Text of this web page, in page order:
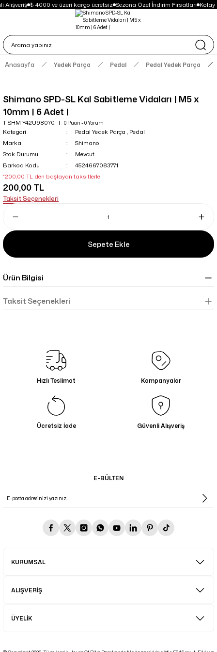
Alışveriş ₺ 4000 ve üzeri kargo ücretsiz Sezona Özel İndirim Fırsatları Kolay
Anasayfa Yedek Parça Pedal Pedal Yedek Parça
Shimano SPD-SL Kal Sabitleme Vidaları | M5 x
10mm | 6 Adet |
T SHM Y42U98070 0 Puan - 0 Yorum
Kategori Pedal Yedek Parça , Pedal
Marka
Shimano
Stok Durumu
Mevcut
Barkod Kodu
4524667083771
*200,00 TL den başlayan taksitlerle!
200,00 TL
Taksit Seçenekleri
Sepete Ekle
Ürün Bilgisi
Taksit Seçenekleri
Hızlı Teslimat Kampanyalar
Ücretsiz İade Güvenli Alışveriş
E-BÜLTEN
KURUMSAL
ALIŞVERİŞ
ÜYELİK